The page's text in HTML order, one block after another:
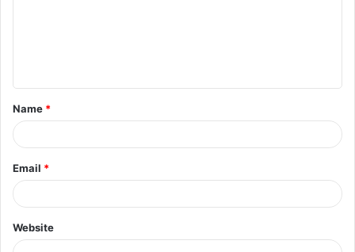
t
*
Name *
Email *
Website